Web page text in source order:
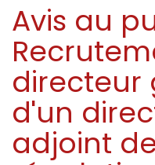
Avis au
directeur
d'un
adjoint